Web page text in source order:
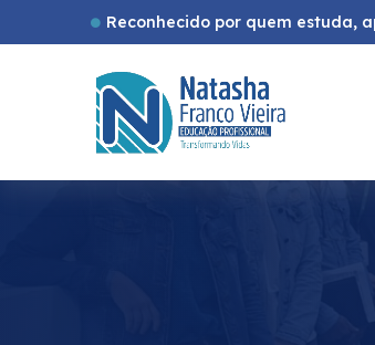
Reconhecido por quem estuda,